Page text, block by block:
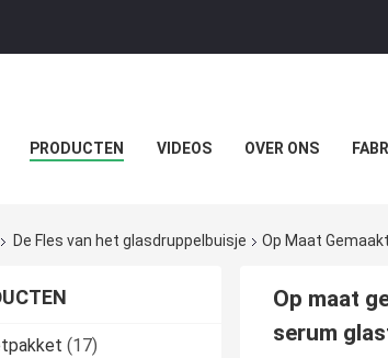
PRODUCTEN VIDEOS OVER ONS
De Fles van het glasdruppelbuisje Op Maat
(17)
Op maat
serum